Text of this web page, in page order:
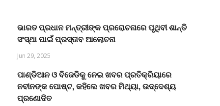
ଭାରତ ପ୍ରଧାନ ମନ୍ତ୍ରୀଙ୍କ ପ୍ରରୋଚନାରେ ପୃଥିବୀ ଶାନ୍ତି
ସଂସ୍ଥା ପାଇଁ ପ୍ରସ୍ତାବ ଆଲୋଚନା
Jun 29, 2025
ପାଣ୍ଡିଆନ ଓ ବିଜେଡିକୁ ନେଇ ଖବର ପ୍ରତିକ୍ରିୟାରେ
ନବୀନଙ୍କ ପୋଷ୍ଟ, କହିଲେ ଖବର ମିଥ୍ୟା, ଉଦ୍ଦେଶ୍ୟ
ପ୍ରଣୋଦିତ